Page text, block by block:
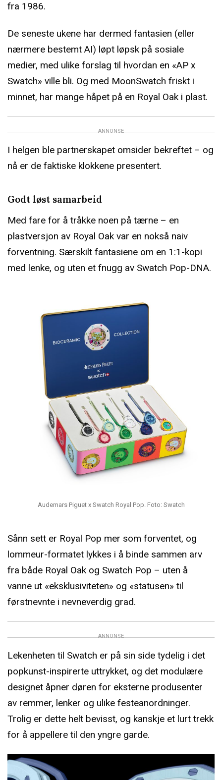
fra 1986.
De seneste ukene har dermed fantasien (eller
nærmere bestemt AI) løpt løpsk på sosiale
medier, med ulike forslag til hvordan en «AP x
Swatch» ville bli. Og med MoonSwatch friskt i
minnet, har mange håpet på en Royal Oak i plast.
ANNONSE
I helgen ble partnerskapet omsider bekreftet – og
nå er de faktiske klokkene presentert.
Godt løst samarbeid
Med fare for å tråkke noen på tærne – en
plastversjon av Royal Oak var en nokså naiv
forventning. Særskilt fantasiene om en 1:1-kopi
med lenke, og uten et fnugg av Swatch Pop-DNA.
Audemars Piguet x Swatch Royal Pop. Foto: Swatch
Sånn sett er Royal Pop mer som forventet, og
lommeur-formatet lykkes i å binde sammen arv
fra både Royal Oak og Swatch Pop – uten å
vanne ut «eksklusiviteten» og «statusen» til
førstnevnte i nevneverdig grad.
ANNONSE
Lekenheten til Swatch er på sin side tydelig i det
popkunst-inspirerte uttrykket, og det modulære
designet åpner døren for eksterne produsenter
av remmer, lenker og ulike festeanordninger.
Trolig er dette helt bevisst, og kanskje et lurt trekk
for å appellere til den yngre garde.